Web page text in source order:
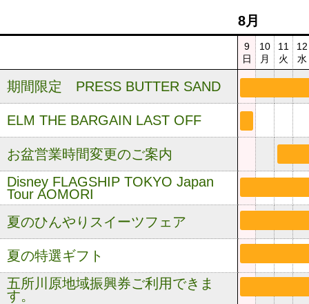
期間限定 PRESS BUTTER SAND
ELM THE BARGAIN LAST OFF
お盆営業時間変更のご案内
Disney FLAGSHIP TOKYO Japan
Tour AOMORI
夏のひんやりスイーツフェア
夏の特選ギフト
五所川原地域振興券ご利用できま
す。
8月
9
日
10
月
11
火
12
水